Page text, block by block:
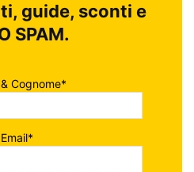
guide, sconti e
SPAM.
Cognome*
Email*